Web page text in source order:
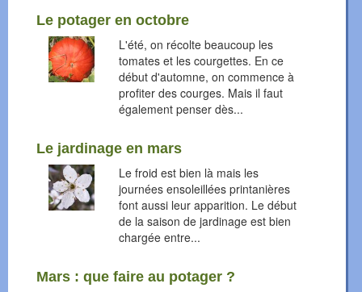
Le potager en octobre
L'été, on récolte beaucoup les
tomates et les courgettes. En ce
début d'automne, on commence à
profiter des courges. Mais il faut
également penser dès...
Le jardinage en mars
Le froid est bien là mais les
journées ensoleillées printanières
font aussi leur apparition. Le début
de la saison de jardinage est bien
chargée entre...
Mars : que faire au potager ?